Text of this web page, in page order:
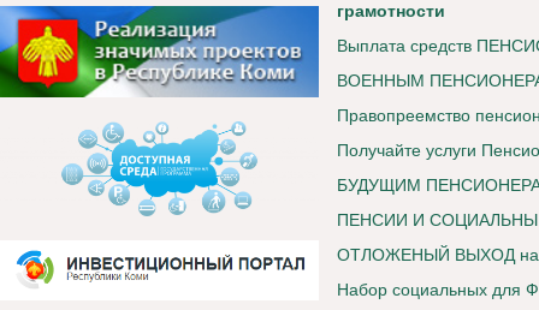
грамотности
Выплата средств
ВОЕННЫМ
Правопреемство
Получайте услуги
БУДУЩИМ
ПЕНСИИ И
ОТЛОЖЕНЫЙ ВЫХОД на
Набор социальных